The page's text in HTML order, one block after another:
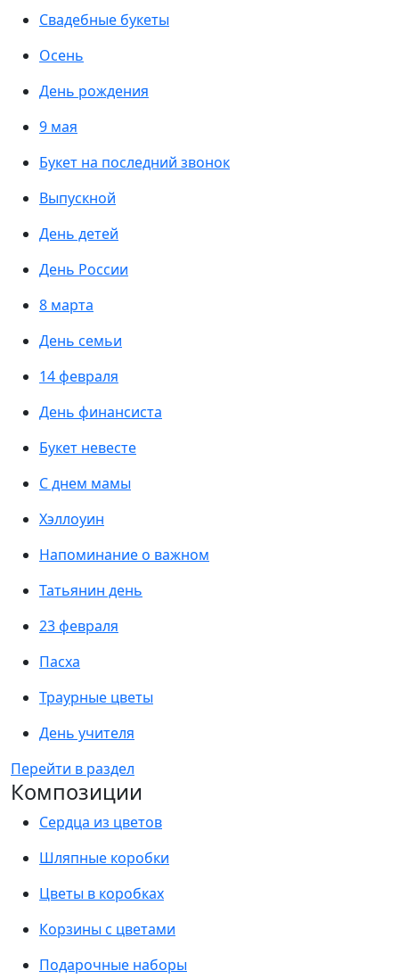
Свадебные букеты
Осень
День рождения
9 мая
Букет на последний звонок
Выпускной
День детей
День России
8 марта
День семьи
14 февраля
День финансиста
Букет невесте
С днем мамы
Хэллоуин
Напоминание о важном
Татьянин день
23 февраля
Пасха
Траурные цветы
День учителя
Перейти в раздел
Композиции
Сердца из цветов
Шляпные коробки
Цветы в коробках
Корзины с цветами
Подарочные наборы